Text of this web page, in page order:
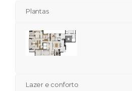
Plantas
Lazer e conforto